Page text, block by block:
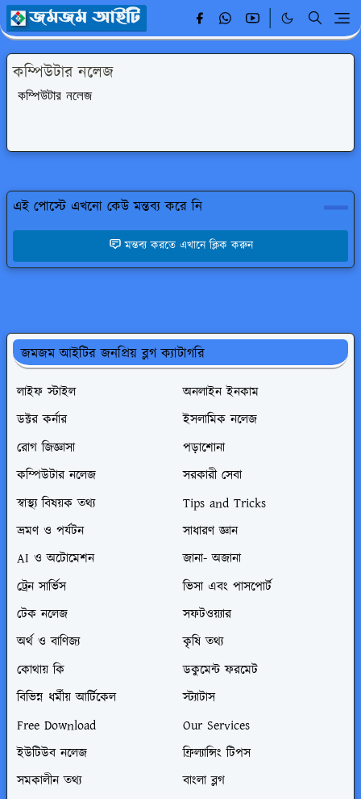
কম্পিউটার নলেজ
কম্পিউটার নলেজ
এই পোস্টে এখনো কেউ মন্তব্য করে নি
মন্তব্য করতে এখানে ক্লিক করুন
জমজম আইটির জনপ্রিয় ব্লগ ক্যাটাগরি
লাইফ স্টাইল
অনলাইন ইনকাম
ডক্টর কর্নার
ইসলামিক নলেজ
রোগ জিজ্ঞাসা
পড়াশোনা
কম্পিউটার নলেজ
সরকারী সেবা
স্বাস্থ্য বিষয়ক তথ্য
Tips and Tricks
ভ্রমণ ও পর্যটন
সাধারণ জ্ঞান
AI ও অটোমেশন
জানা- অজানা
ট্রেন সার্ভিস
ভিসা এবং পাসপোর্ট
টেক নলেজ
সফটওয়্যার
অর্থ ও বাণিজ্য
কৃষি তথ্য
কোথায় কি
ডকুমেন্ট ফরমেট
বিভিন্ন ধর্মীয় আর্টিকেল
স্ট্যাটাস
Free Download
Our Services
ইউটিউব নলেজ
ফ্রিল্যান্সিং টিপস
সমকালীন তথ্য
বাংলা ব্লগ